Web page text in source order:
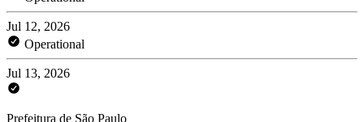
Jul 12, 2026
Operational
Jul 13, 2026
Prefeitura de São Paulo